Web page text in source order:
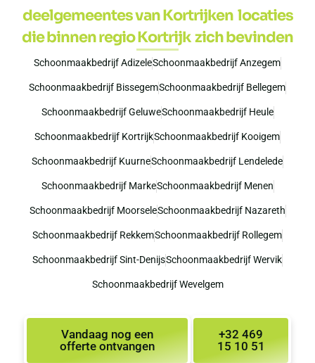
deelgemeentes van Kortrijken locaties
die binnen regio Kortrijk zich bevinden
Schoonmaakbedrijf AdizeleSchoonmaakbedrijf Anzegem
Schoonmaakbedrijf BissegemSchoonmaakbedrijf Bellegem
Schoonmaakbedrijf GeluweSchoonmaakbedrijf Heule
Schoonmaakbedrijf KortrijkSchoonmaakbedrijf Kooigem
Schoonmaakbedrijf KuurneSchoonmaakbedrijf Lendelede
Schoonmaakbedrijf MarkeSchoonmaakbedrijf Menen
Schoonmaakbedrijf MoorseleSchoonmaakbedrijf Nazareth
Schoonmaakbedrijf RekkemSchoonmaakbedrijf Rollegem
Schoonmaakbedrijf Sint-DenijsSchoonmaakbedrijf Wervik
Schoonmaakbedrijf Wevelgem
+32 469
15 10 51
Vandaag nog een
offerte ontvangen